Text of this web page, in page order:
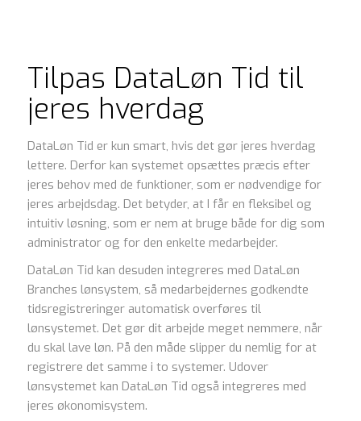
Tilpas DataLøn Tid til
jeres hverdag
DataLøn Tid er kun smart, hvis det gør jeres hverdag
lettere. Derfor kan systemet opsættes præcis efter
jeres behov med de funktioner, som er nødvendige for
jeres arbejdsdag. Det betyder, at I får en fleksibel og
intuitiv løsning, som er nem at bruge både for dig som
administrator og for den enkelte medarbejder.
DataLøn Tid kan desuden integreres med DataLøn
Branches lønsystem, så medarbejdernes godkendte
tidsregistreringer automatisk overføres til
lønsystemet. Det gør dit arbejde meget nemmere, når
du skal lave løn. På den måde slipper du nemlig for at
registrere det samme i to systemer. Udover
lønsystemet kan DataLøn Tid også integreres med
jeres økonomisystem.